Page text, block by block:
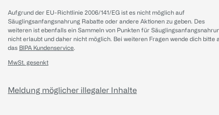
Aufgrund der EU-Richtlinie 2006/141/EG ist es nicht möglich auf
Säuglingsanfangsnahrung Rabatte oder andere Aktionen zu geben. Des
weiteren ist ebenfalls ein Sammeln von Punkten für
nicht erlaubt und daher nicht möglich. Bei weiteren Fragen wende dich bitte
das BIPA Kundenservice.
MwSt. gesenkt
Meldung möglicher illegaler Inhalte